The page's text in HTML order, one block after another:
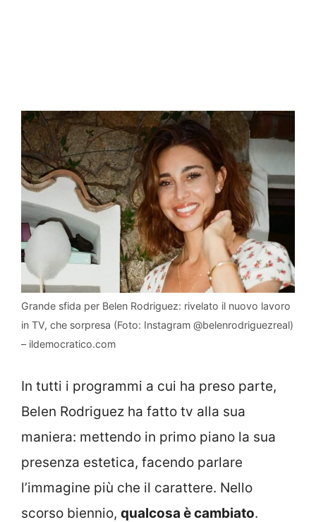
Grande sfida per Belen Rodriguez: rivelato il nuovo lavoro
in TV, che sorpresa (Foto: Instagram @belenrodriguezreal)
– ildemocratico.com
In tutti i programmi a cui ha preso parte,
Belen Rodriguez ha fatto tv alla sua
maniera: mettendo in primo piano la sua
presenza estetica, facendo parlare
l’immagine più che il carattere. Nello
scorso biennio, qualcosa è cambiato.